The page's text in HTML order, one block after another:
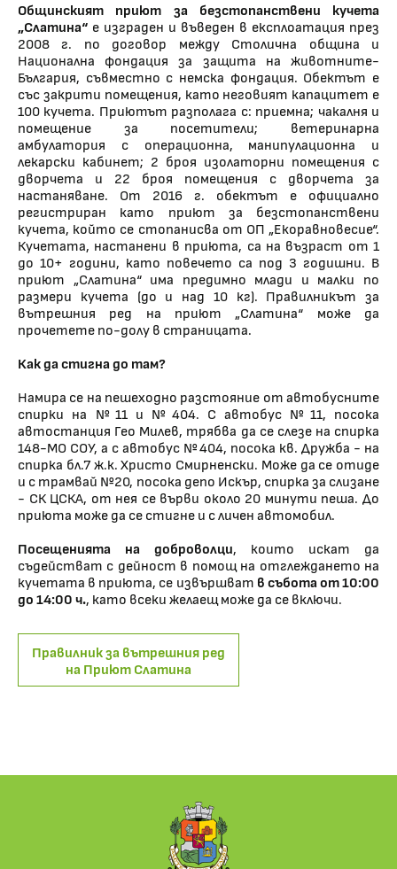
Общинският приют за безстопанствени кучета
„Слатина“ е изграден и въведен в експлоатация през
2008 г. по договор между Столична община и
Национална фондация за защита на животните-
България, съвместно с немска фондация. Обектът е
със закрити помещения, като неговият капацитет е
100 кучета. Приютът разполага с: приемна; чакалня и
помещение за посетители; ветеринарна
амбулатория с операционна, манипулационна и
лекарски кабинет; 2 броя изолаторни помещения с
дворчета и 22 броя помещения с дворчета за
настаняване. От 2016 г. обектът е официално
регистриран като приют за безстопанствени
кучета, който се стопанисва от ОП „Екоравновесие“.
Кучетата, настанени в приюта, са на възраст от 1
до 10+ години, като повечето са под 3 годишни. В
приют „Слатина“ има предимно млади и малки по
размери кучета (до и над 10 кг). Правилникът за
вътрешния ред на приют „Слатина“ може да
прочетете по-долу в страницата.
Как да стигна до там?
Намира се на пешеходно разстояние от автобусните
спирки на №11 и №404. С автобус №11, посока
автостанция Гео Милев, трябва да се слезе на спирка
148-МО СОУ, а с автобус №404, посока кв. Дружба - на
спирка бл.7 ж.к. Христо Смирненски. Може да се отиде
и с трамвай №20, посока депо Искър, спирка за слизане
- СК ЦСКА, от нея се върви около 20 минути пеша. До
приюта може да се стигне и с личен автомобил.
Посещенията на доброволци, които искат да
съдействат с дейност в помощ на отглеждането на
кучетата в приюта, се извършват в събота от 10:00
до 14:00 ч., като всеки желаещ може да се включи.
Правилник за вътрешния ред
на Приют Слатина